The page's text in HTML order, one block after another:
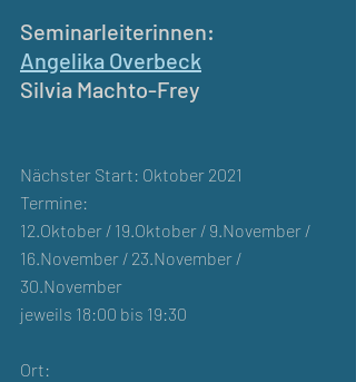
Seminarleiterinnen:
Angelika Overbeck
Silvia Machto-Frey
Nächster Start: Oktober 2021
Termine:
12.Oktober / 19.Oktober / 9.November /
16.November / 23.November /
30.November
jeweils 18:00 bis 19:30
Ort: